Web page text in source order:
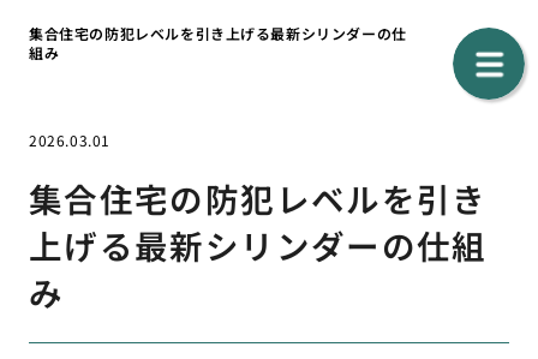
集合住宅の防犯レベルを引き上げる最新シリンダーの仕
組み
2026.03.01
集合住宅の防犯レベルを引き
上げる最新シリンダーの仕組
み